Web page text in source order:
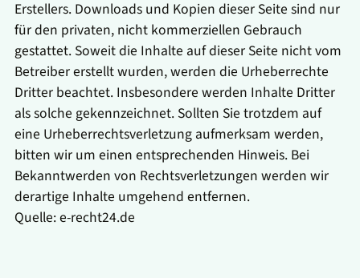
Erstellers. Downloads und Kopien dieser Seite sind nur
für den privaten, nicht kommerziellen Gebrauch
gestattet. Soweit die Inhalte auf dieser Seite nicht vom
Betreiber erstellt wurden, werden die Urheberrechte
Dritter beachtet. Insbesondere werden Inhalte Dritter
als solche gekennzeichnet. Sollten Sie trotzdem auf
eine Urheberrechtsverletzung aufmerksam werden,
bitten wir um einen entsprechenden Hinweis. Bei
Bekanntwerden von Rechtsverletzungen werden wir
derartige Inhalte umgehend entfernen.
Quelle:e-recht24.de